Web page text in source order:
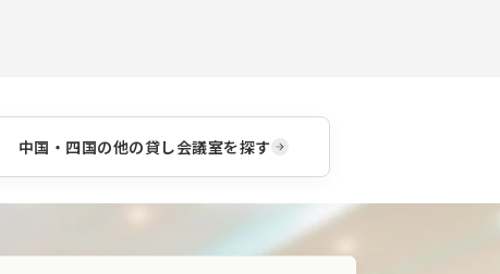
中国・四国の他の貸し会議室を探す